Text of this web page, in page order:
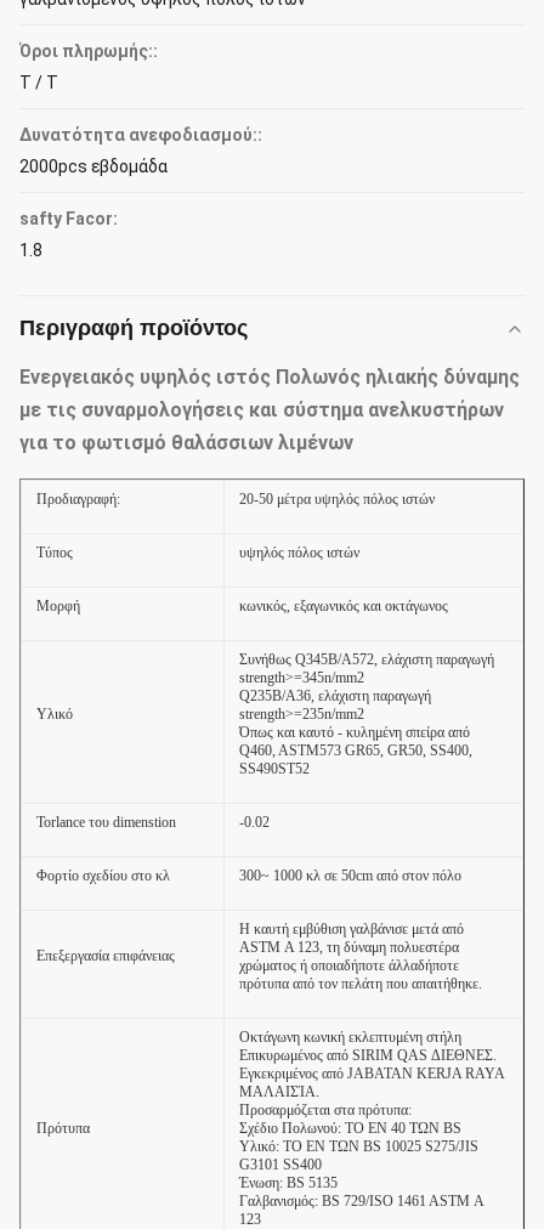
Όροι πληρωμής::
T / T
Δυνατότητα ανεφοδιασμού::
2000pcs εβδομάδα
safty Facor:
1.8
Περιγραφή προϊόντος
Ενεργειακός υψηλός ιστός Πολωνός ηλιακής δύναμης
με τις συναρμολογήσεις και σύστημα ανελκυστήρων
για το φωτισμό θαλάσσιων λιμένων
Προδιαγραφή: 20-50 μέτρα υψηλός πόλος ιστών
Τύπος υψηλός πόλος ιστών
Μορφή κωνικός, εξαγωνικός και οκτάγωνος
Υλικό
Συνήθως Q345B/A572, ελάχιστη παραγωγή
strength>=345n/mm2
Q235B/A36, ελάχιστη παραγωγή
strength>=235n/mm2
Όπως και καυτό - κυλημένη σπείρα από
Q460, ASTM573 GR65, GR50, SS400,
SS490ST52
Torlance του dimenstion -0.02
Φορτίο σχεδίου στο κλ 300~ 1000 κλ σε 50cm από στον πόλο
Επεξεργασία επιφάνειας
Η καυτή εμβύθιση γαλβάνισε μετά από
ASTM Α 123, τη δύναμη πολυεστέρα
χρώματος ή οποιαδήποτε άλλαδήποτε
πρότυπα από τον πελάτη που απαιτήθηκε.
Πρότυπα
Οκτάγωνη κωνική εκλεπτυμένη στήλη
Επικυρωμένος από SIRIM QAS ΔΙΕΘΝΕΣ.
Εγκεκριμένος από JABATAN KERJA RAYA
ΜΑΛΑΙΣΊΑ.
Προσαρμόζεται στα πρότυπα:
Σχέδιο Πολωνού: ΤΟ EN 40 ΤΩΝ BS
Υλικό: ΤΟ EN ΤΩΝ BS 10025 S275/JIS
G3101 SS400
Ένωση: BS 5135
Γαλβανισμός: BS 729/ISO 1461 ASTM Α
123